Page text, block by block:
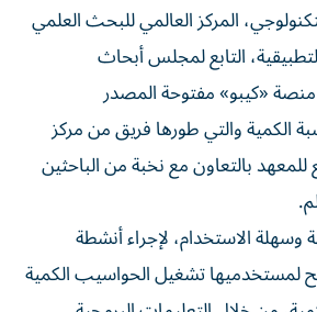
المركز العالمي للبحث العلمي
التابع لمجلس أبحاث
منصة «كيبو» مفتوحة المصدر
الكمية والتي طورها فريق من مركز
للمعهد بالتعاون مع نخبة من الباحثين
وسهلة الاستخدام، لإجراء أنشطة
لمستخدميها تشغيل الحواسيب الكمية